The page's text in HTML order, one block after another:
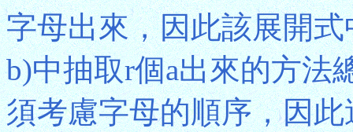
字母出來，因此該展開式
b)中抽取r個a出來的方法
須考慮字母的順序，因